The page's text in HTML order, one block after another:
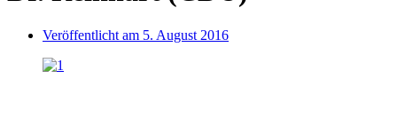
Veröffentlicht am 5. August 2016